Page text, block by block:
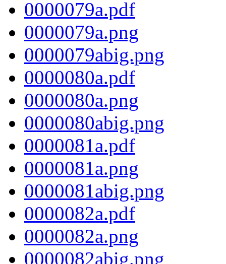
0000079a.pdf
0000079a.png
0000079abig.png
0000080a.pdf
0000080a.png
0000080abig.png
0000081a.pdf
0000081a.png
0000081abig.png
0000082a.pdf
0000082a.png
0000082abig.png